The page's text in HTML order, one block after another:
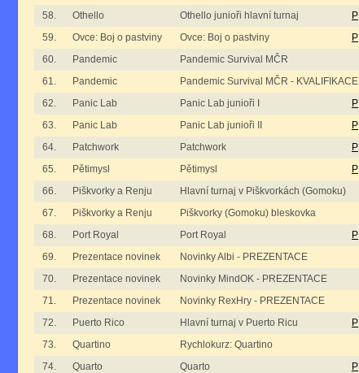
58.
Othello Othello junioři hlavní turnaj P
59.
Ovce: Boj o pastviny Ovce: Boj o pastviny P
60.
Pandemic Pandemic Survival MČR
61.
Pandemic Pandemic Survival MČR - KVALIFIKACE
62.
Panic Lab Panic Lab junioři I P
63.
Panic Lab Panic Lab junioři II P
64.
Patchwork Patchwork P
65.
Pětimysl Pětimysl P
66.
Piškvorky a Renju Hlavní turnaj v Piškvorkách (Gomoku)
67.
Piškvorky a Renju Piškvorky (Gomoku) bleskovka
68.
Port Royal Port Royal P
69.
Prezentace novinek Novinky Albi - PREZENTACE
70.
Prezentace novinek Novinky MindOK - PREZENTACE
71.
Prezentace novinek Novinky RexHry - PREZENTACE
72.
Puerto Rico Hlavní turnaj v Puerto Ricu P
73.
Quartino Rychlokurz: Quartino
74.
Quarto Quarto P